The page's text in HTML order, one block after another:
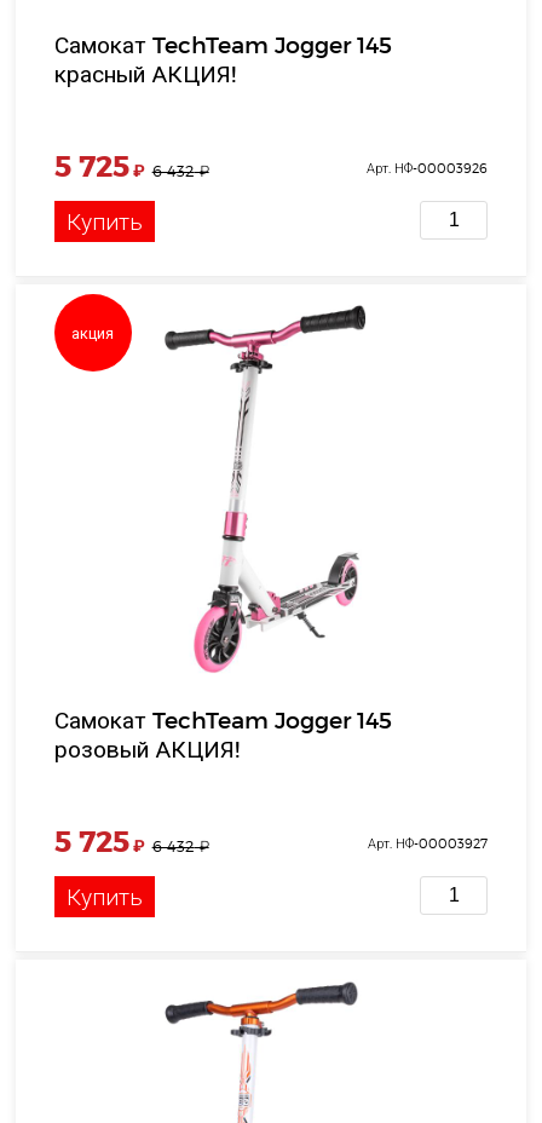
Самокат TechTeam Jogger 145
красный АКЦИЯ!
5 725₽ 6 432₽ Арт. НФ-00003926
Купить
акция
Самокат TechTeam Jogger 145
розовый АКЦИЯ!
5 725₽ 6 432₽ Арт. НФ-00003927
Купить